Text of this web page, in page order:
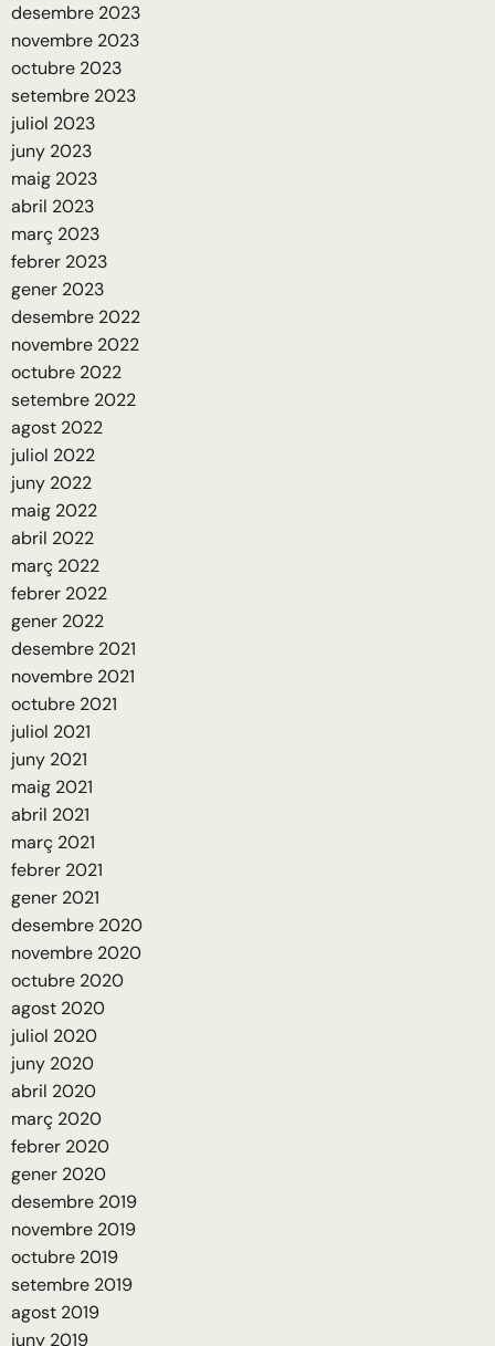
desembre 2023
novembre 2023
octubre 2023
setembre 2023
juliol 2023
juny 2023
maig 2023
abril 2023
març 2023
febrer 2023
gener 2023
desembre 2022
novembre 2022
octubre 2022
setembre 2022
agost 2022
juliol 2022
juny 2022
maig 2022
abril 2022
març 2022
febrer 2022
gener 2022
desembre 2021
novembre 2021
octubre 2021
juliol 2021
juny 2021
maig 2021
abril 2021
març 2021
febrer 2021
gener 2021
desembre 2020
novembre 2020
octubre 2020
agost 2020
juliol 2020
juny 2020
abril 2020
març 2020
febrer 2020
gener 2020
desembre 2019
novembre 2019
octubre 2019
setembre 2019
agost 2019
juny 2019